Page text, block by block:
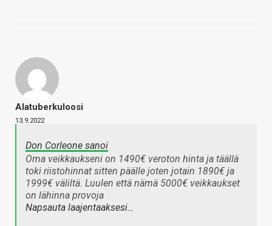
Alatuberkuloosi
13.9.2022
Don Corleone sanoi
Oma veikkaukseni on 1490€ veroton hinta ja täällä
toki riistohinnat sitten päälle joten jotain 1890€ ja
1999€ väliltä. Luulen että nämä 5000€ veikkaukset
on lähinna provoja
Napsauta laajentaaksesi…